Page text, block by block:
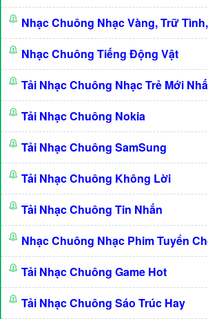
Nhạc Chuông Nhạc Vàng, Trữ
Nhạc Chuông Tiếng Động Vật
Tải Nhạc Chuông Nhạc Trẻ Mới
Tải Nhạc Chuông Nokia
Tải Nhạc Chuông SamSung
Tải Nhạc Chuông Không Lời
Tải Nhạc Chuông Tin Nhắn
Nhạc Chuông Nhạc Phim Tuyển
Tải Nhạc Chuông Game Hot
Tải Nhạc Chuông Sáo Trúc Hay